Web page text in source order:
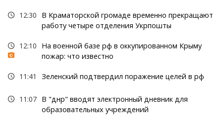
12:30
В Краматорской громаде временно прекращают
работу четыре отделения Укрпошты
12:10
На военной базе рф в оккупированном Крыму
пожар: что известно
11:41 Зеленский подтвердил поражение целей в рф
11:07 В "днр" вводят электронный дневник для
образовательных учреждений